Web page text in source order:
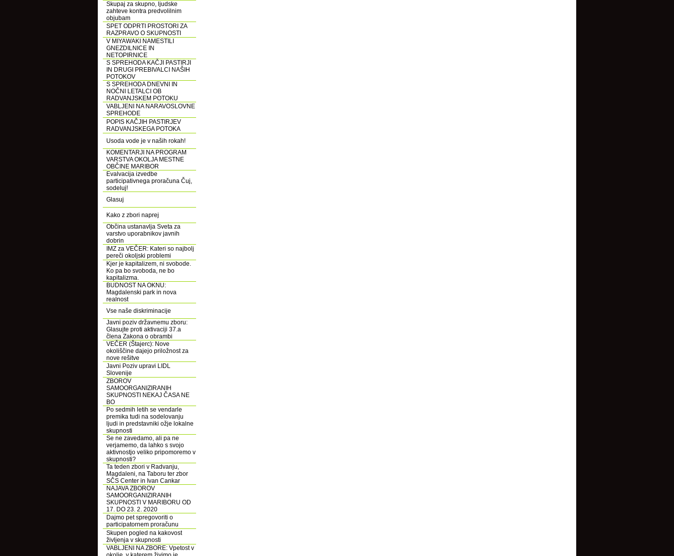
Skupaj za skupno, ljudske
zahteve kontra predvolilnim
objubam
SPET ODPRTI PROSTORI ZA
RAZPRAVO O SKUPNOSTI
V MIYAWAKI NAMESTILI
GNEZDILNICE IN
NETOPIRNICE
S SPREHODA KAČJI PASTIRJI
IN DRUGI PREBIVALCI NAŠIH
POTOKOV
S SPREHODA DNEVNI IN
NOČNI LETALCI OB
RADVANJSKEM POTOKU
VABLJENI NA NARAVOSLOVNE
SPREHODE
POPIS KAČJIH PASTIRJEV
RADVANJSKEGA POTOKA
Usoda vode je v naših rokah!
KOMENTARJI NA PROGRAM
VARSTVA OKOLJA MESTNE
OBČINE MARIBOR
Evalvacija izvedbe
participativnega proračuna Čuj,
sodeluj!
Glasuj
Kako z zbori naprej
Občina ustanavlja Sveta za
varstvo uporabnikov javnih
dobrin
IMZ za VEČER: Kateri so najbolj
pereči okoljski problemi
Kjer je kapitalizem, ni svobode.
Ko pa bo svoboda, ne bo
kapitalizma.
BUDNOST NA OKNU:
Magdalenski park in nova
realnost
Vse naše diskriminacije
Javni poziv državnemu zboru:
Glasujte proti aktivaciji 37.a
člena Zakona o obrambi
VEČER (Štajerc): Nove
okoliščine dajejo priložnost za
nove rešitve
Javni Poziv upravi LIDL
Slovenije
ZBOROV
SAMOORGANIZIRANIH
SKUPNOSTI NEKAJ ČASA NE
BO
Po sedmih letih se vendarle
premika tudi na sodelovanju
ljudi in predstavniki ožje lokalne
skupnosti
Se ne zavedamo, ali pa ne
verjamemo, da lahko s svojo
aktivnostjo veliko pripomoremo v
skupnosti?
Ta teden zbori v Radvanju,
Magdaleni, na Taboru ter zbor
SČS Center in Ivan Cankar
NAJAVA ZBOROV
SAMOORGANIZIRANIH
SKUPNOSTI V MARIBORU OD
17. DO 23. 2. 2020
Dajmo pet spregovoriti o
participatornem proračunu
Skupen pogled na kakovost
življenja v skupnosti
VABLJENI NA ZBORE: Vpetost v